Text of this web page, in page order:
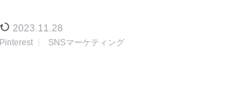
2023.11.28
Pinterest SNSマーケティング